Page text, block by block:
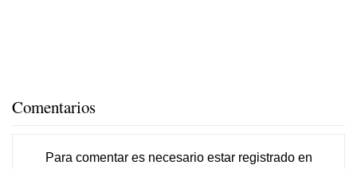
Comentarios
Para comentar es necesario estar registradoen